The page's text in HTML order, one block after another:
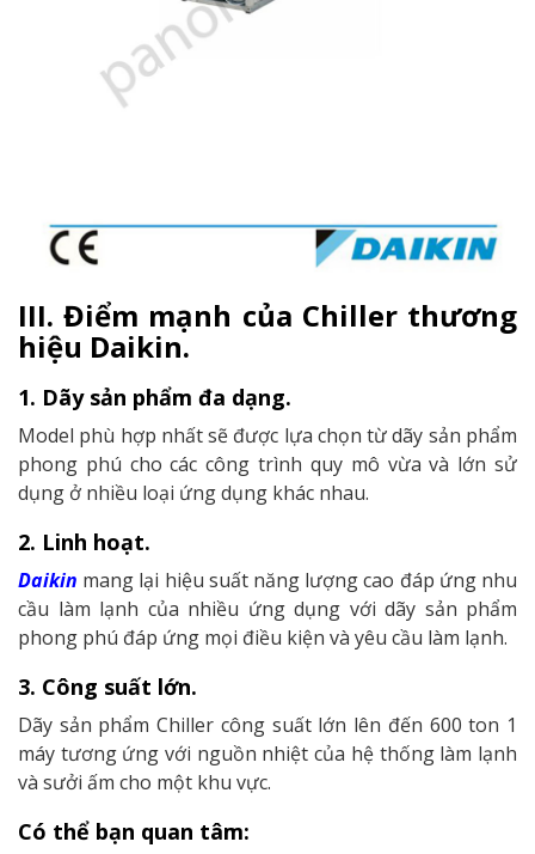
III. Điểm mạnh của Chiller thương
hiệu Daikin.
1. Dãy sản phẩm đa dạng.
Model phù hợp nhất sẽ được lựa chọn từ dãy sản phẩm
phong phú cho các công trình quy mô vừa và lớn sử
dụng ở nhiều loại ứng dụng khác nhau.
2. Linh hoạt.
Daikin mang lại hiệu suất năng lượng cao đáp ứng nhu
cầu làm lạnh của nhiều ứng dụng với dãy sản phẩm
phong phú đáp ứng mọi điều kiện và yêu cầu làm lạnh.
3. Công suất lớn.
Dãy sản phẩm Chiller công suất lớn lên đến 600 ton 1
máy tương ứng với nguồn nhiệt của hệ thống làm lạnh
và sưởi ấm cho một khu vực.
Có thể bạn quan tâm: